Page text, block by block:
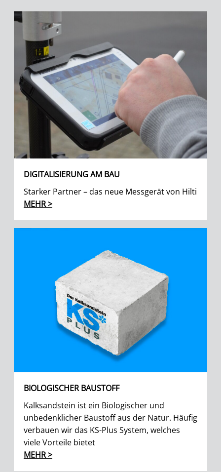
DIGITALISIERUNG AM BAU
Starker Partner – das neue Messgerät von Hilti
MEHR >
BIOLOGISCHER BAUSTOFF
Kalksandstein ist ein Biologischer und
unbedenklicher Baustoff aus der Natur. Häufig
verbauen wir das KS-Plus System, welches
viele Vorteile bietet
MEHR >